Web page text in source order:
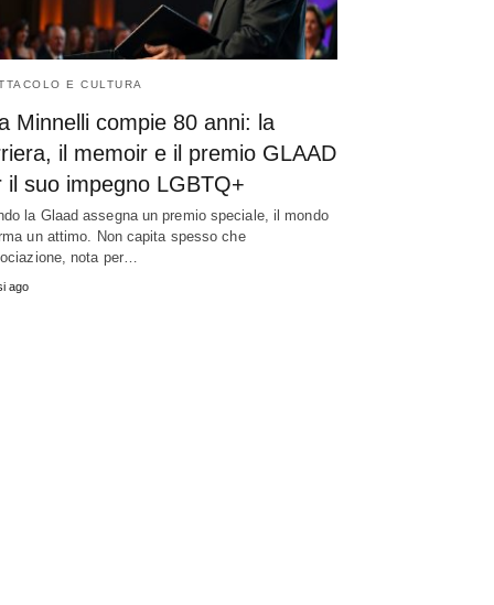
E CULTURA
Minnelli compie 80 anni: la
il memoir e il premio GLAAD
il suo impegno LGBTQ+
la Glaad assegna un premio speciale, il mondo
un attimo. Non capita spesso che
nota per…
ago